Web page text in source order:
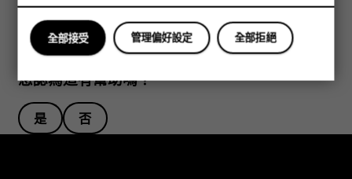
您認為這有幫助嗎？
是 否
全部拒絕
管理偏好設定
全部接受